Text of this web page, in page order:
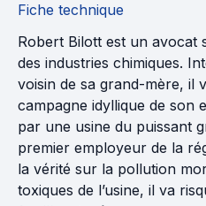
Fiche technique
Robert Bilott est un avocat
des industries chimiques.
voisin de sa grand-mère, il
campagne idyllique de son
par une usine du puissant
premier employeur de la
la vérité sur la pollution
toxiques de l’usine, il va